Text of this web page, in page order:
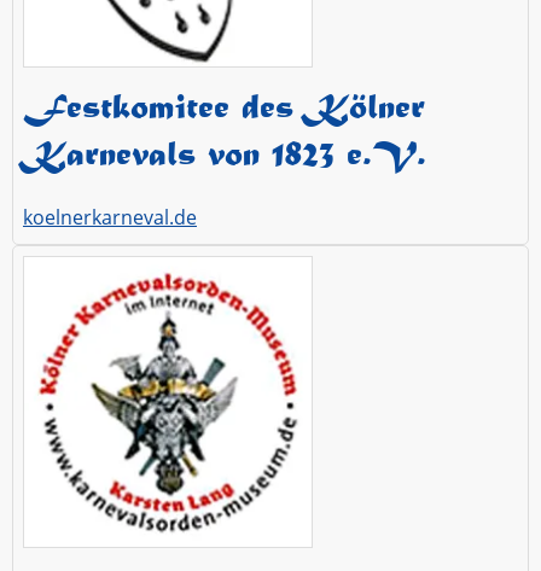
Festkomitee des Kölner
Karnevals von 1823 e.V.
koelnerkarneval.de